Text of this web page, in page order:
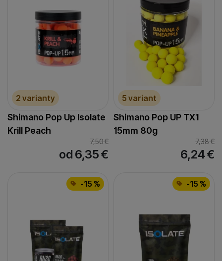
2 varianty
Shimano Pop Up Isolate
Krill Peach
7,50€
od 6,35€
5 variant
Shimano Pop UP TX1
15mm 80g
7,38€
6,24€
-15 % -15 %